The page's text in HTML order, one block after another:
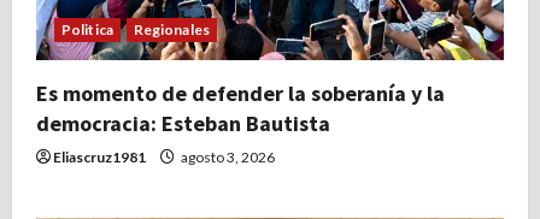
Politica Regionales
Es momento de defender la soberanía y la
democracia: Esteban Bautista
Eliascruz1981 agosto 3, 2026